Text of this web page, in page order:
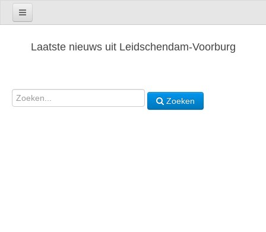
Laatste nieuws uit Leidschendam-Voorburg
Zoeken